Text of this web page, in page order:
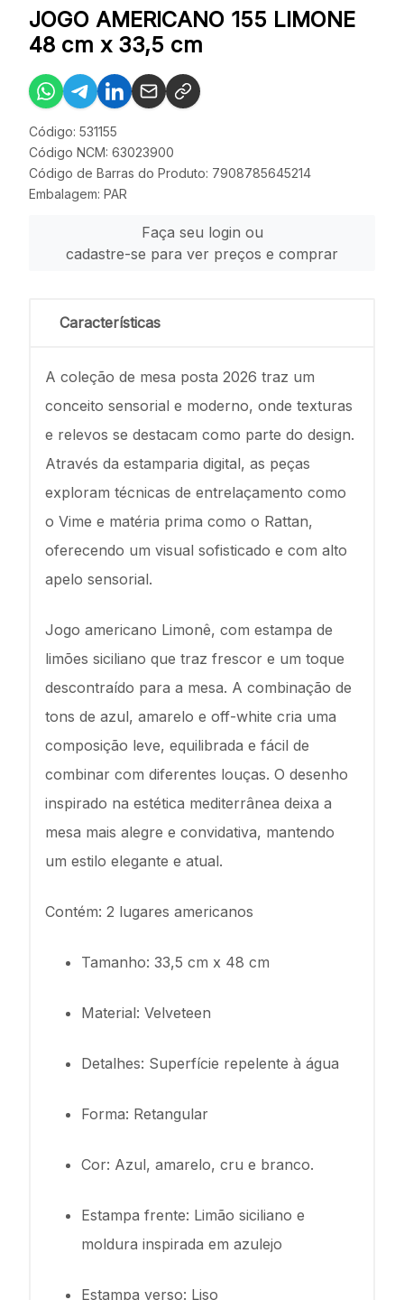
JOGO AMERICANO 155 LIMONE
48 cm x 33,5 cm
Código: 531155
Código NCM: 63023900
Código de Barras do Produto: 7908785645214
Embalagem: PAR
Faça seu login ou
cadastre-se para ver preços e comprar
Características
A coleção de mesa posta 2026 traz um
conceito sensorial e moderno, onde texturas
e relevos se destacam como parte do design.
Através da estamparia digital, as peças
exploram técnicas de entrelaçamento como
o Vime e matéria prima como o Rattan,
oferecendo um visual sofisticado e com alto
apelo sensorial.
Jogo americano Limonê, com estampa de
limões siciliano que traz frescor e um toque
descontraído para a mesa. A combinação de
tons de azul, amarelo e off-white cria uma
composição leve, equilibrada e fácil de
combinar com diferentes louças. O desenho
inspirado na estética mediterrânea deixa a
mesa mais alegre e convidativa, mantendo
um estilo elegante e atual.
Contém: 2 lugares americanos
Tamanho: 33,5 cm x 48 cm
Material: Velveteen
Detalhes: Superfície repelente à água
Forma: Retangular
Cor: Azul, amarelo, cru e branco.
Estampa frente: Limão siciliano e
moldura inspirada em azulejo
Estampa verso: Liso